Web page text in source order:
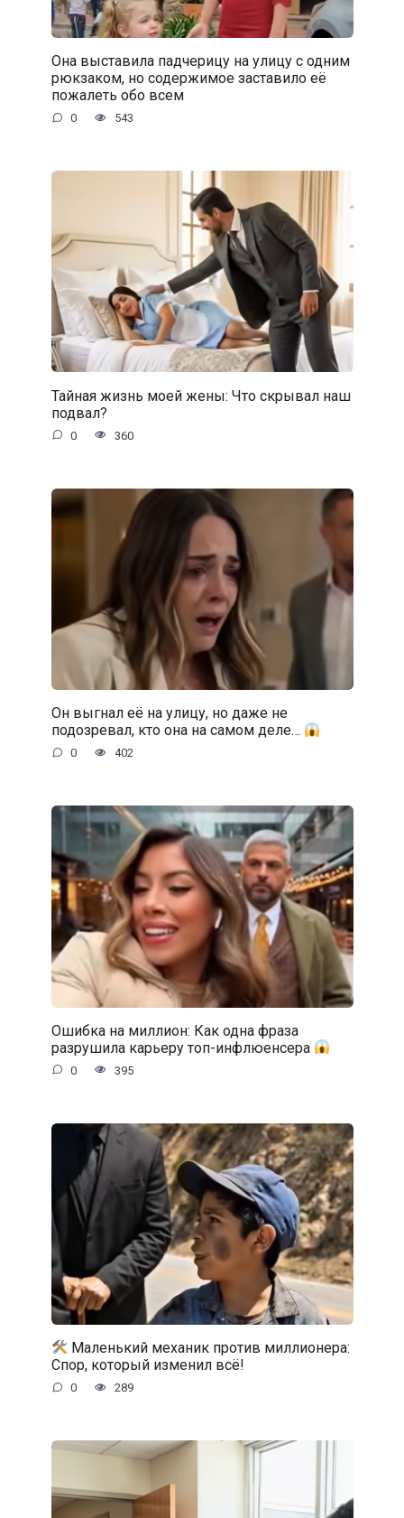
Она выставила падчерицу на улицу с одним
рюкзаком, но содержимое заставило её
пожалеть обо всем
0 543
Тайная жизнь моей жены: Что скрывал наш
подвал?
0 360
Он выгнал её на улицу, но даже не
подозревал, кто она на самом деле…
0 402
Ошибка на миллион: Как одна фраза
разрушила карьеру топ-инфлюенсера
0 395
Маленький механик против миллионера:
Спор, который изменил всё!
0 289